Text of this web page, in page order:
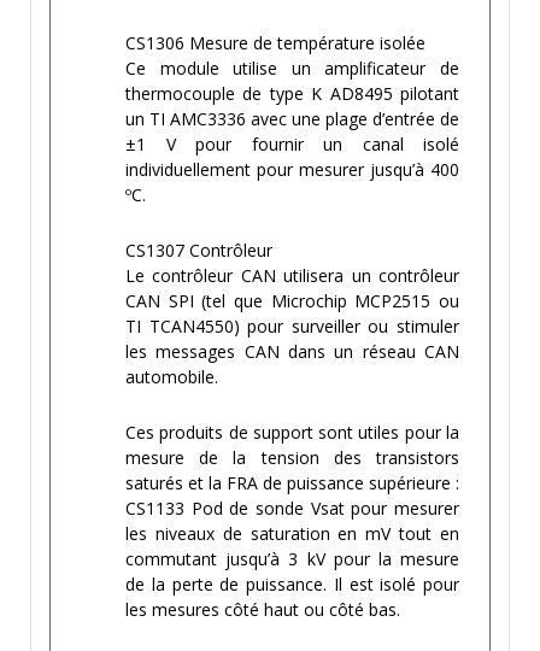
CS1306 Mesure de température isolée
Ce module utilise un amplificateur de
thermocouple de type K AD8495 pilotant
un TI AMC3336 avec une plage d’entrée de
±1 V pour fournir un canal isolé
individuellement pour mesurer jusqu’à 400
ºC.
CS1307 Contrôleur
Le contrôleur CAN utilisera un contrôleur
CAN SPI (tel que Microchip MCP2515 ou
TI TCAN4550) pour surveiller ou stimuler
les messages CAN dans un réseau CAN
automobile.
Ces produits de support sont utiles pour la
mesure de la tension des transistors
saturés et la FRA de puissance supérieure :
CS1133 Pod de sonde Vsat pour mesurer
les niveaux de saturation en mV tout en
commutant jusqu’à 3 kV pour la mesure
de la perte de puissance. Il est isolé pour
les mesures côté haut ou côté bas.